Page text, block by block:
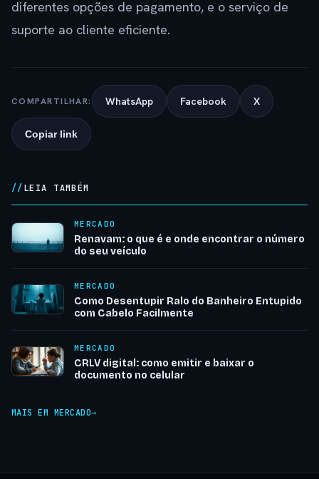
diferentes opções de pagamento, e o serviço de
suporte ao cliente eficiente.
COMPARTILHAR: WhatsApp Facebook X
Copiar link
LEIA TAMBÉM
MERCADO
Renavam: o que é e onde encontrar o número
do seu veículo
MERCADO
Como Desentupir Ralo do Banheiro Entupido
com Cabelo Facilmente
MERCADO
CRLV digital: como emitir e baixar o
documento no celular
MAIS EM MERCADO